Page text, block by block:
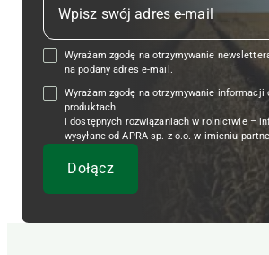
Wyrażam zgodę na otrzymywanie
na podany adres e-mail.
Wyrażam zgodę na otrzymywanie informacji
produktach
i dostępnych rozwiązaniach w rolnictwie –
wysyłane od APRA sp. z o.o. w imieniu